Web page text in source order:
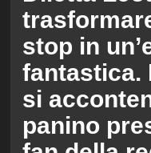
stop in
fantastica.
si
panino